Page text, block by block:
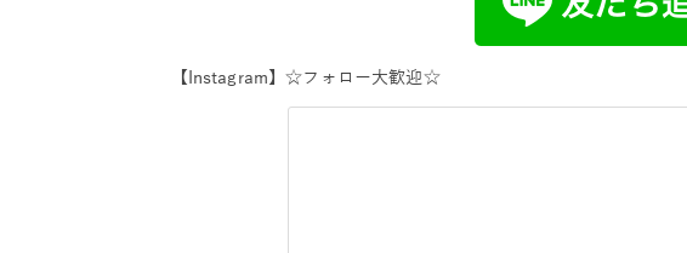
【Instagram】☆フォロー大歓迎☆